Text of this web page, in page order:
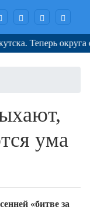
округа
ума
«битве за